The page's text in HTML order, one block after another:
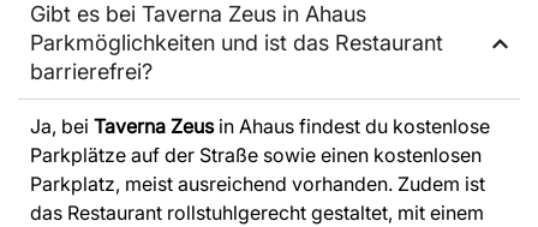
Gibt es bei Taverna Zeus in Ahaus
Parkmöglichkeiten und ist das Restaurant
barrierefrei?
Ja, bei Taverna Zeusin Ahaus findest du kostenlose
Parkplätze auf der Straße sowie einen kostenlosen
Parkplatz, meist ausreichend vorhanden. Zudem ist
das Restaurant rollstuhlgerecht gestaltet, mit einem